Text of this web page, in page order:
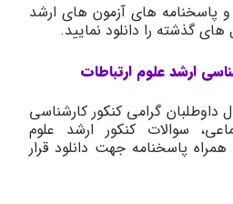
و پاسخنامه های آزمون های ارشد
گذشته را دانلود نمایید.
ارشد علوم ارتباطات
گرامی کنکور کارشناسی
سوالات کنکور ارشد علوم
اجتماعی 99 را به همراه پاسخنامه جهت دانلود قرار